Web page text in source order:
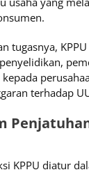
tugasnya,
terhadap
KPPU diatur